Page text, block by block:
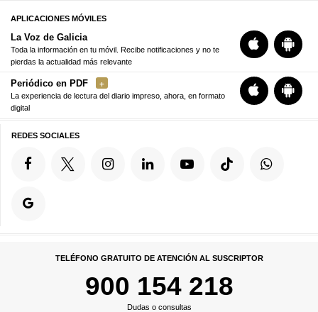
APLICACIONES MÓVILES
La Voz de Galicia
Toda la información en tu móvil. Recibe notificaciones y no te
pierdas la actualidad más relevante
Periódico en PDF
La experiencia de lectura del diario impreso, ahora, en formato
digital
REDES SOCIALES
TELÉFONO GRATUITO DE ATENCIÓN AL SUSCRIPTOR
900 154 218
Dudas o consultas